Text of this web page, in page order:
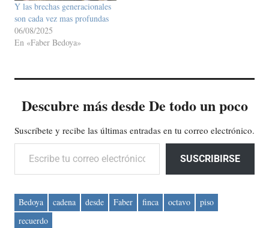
Y las brechas generacionales
son cada vez mas profundas
06/08/2025
En «Faber Bedoya»
Descubre más desde De todo un poco
Suscríbete y recibe las últimas entradas en tu correo electrónico.
Escribe tu correo electrónico…
SUSCRIBIRSE
Bedoya cadena desde Faber finca octavo
piso
recuerdo